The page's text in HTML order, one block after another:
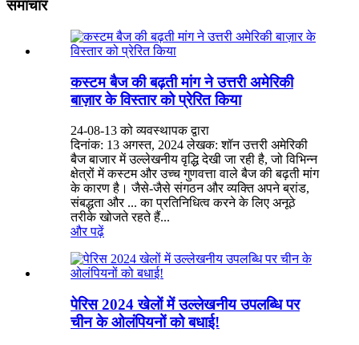
समाचार
कस्टम बैज की बढ़ती मांग ने उत्तरी अमेरिकी
बाज़ार के विस्तार को प्रेरित किया
24-08-13 को व्यवस्थापक द्वारा
दिनांक: 13 अगस्त, 2024 लेखक: शॉन उत्तरी अमेरिकी
बैज बाजार में उल्लेखनीय वृद्धि देखी जा रही है, जो विभिन्न
क्षेत्रों में कस्टम और उच्च गुणवत्ता वाले बैज की बढ़ती मांग
के कारण है। जैसे-जैसे संगठन और व्यक्ति अपने ब्रांड,
संबद्धता और ... का प्रतिनिधित्व करने के लिए अनूठे
तरीके खोजते रहते हैं...
और पढ़ें
पेरिस 2024 खेलों में उल्लेखनीय उपलब्धि पर
चीन के ओलंपियनों को बधाई!